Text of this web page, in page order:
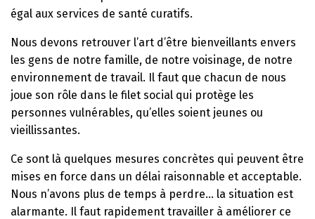
égal aux services de santé curatifs.
Nous devons retrouver l’art d’être bienveillants envers
les gens de notre famille, de notre voisinage, de notre
environnement de travail. Il faut que chacun de nous
joue son rôle dans le filet social qui protège les
personnes vulnérables, qu’elles soient jeunes ou
vieillissantes.
Ce sont là quelques mesures concrètes qui peuvent être
mises en force dans un délai raisonnable et acceptable.
Nous n’avons plus de temps à perdre… la situation est
alarmante. Il faut rapidement travailler à améliorer ce